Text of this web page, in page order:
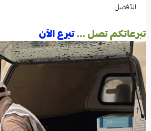
للأفضل.
تبرعاتكم تصل ...تبرع الآن